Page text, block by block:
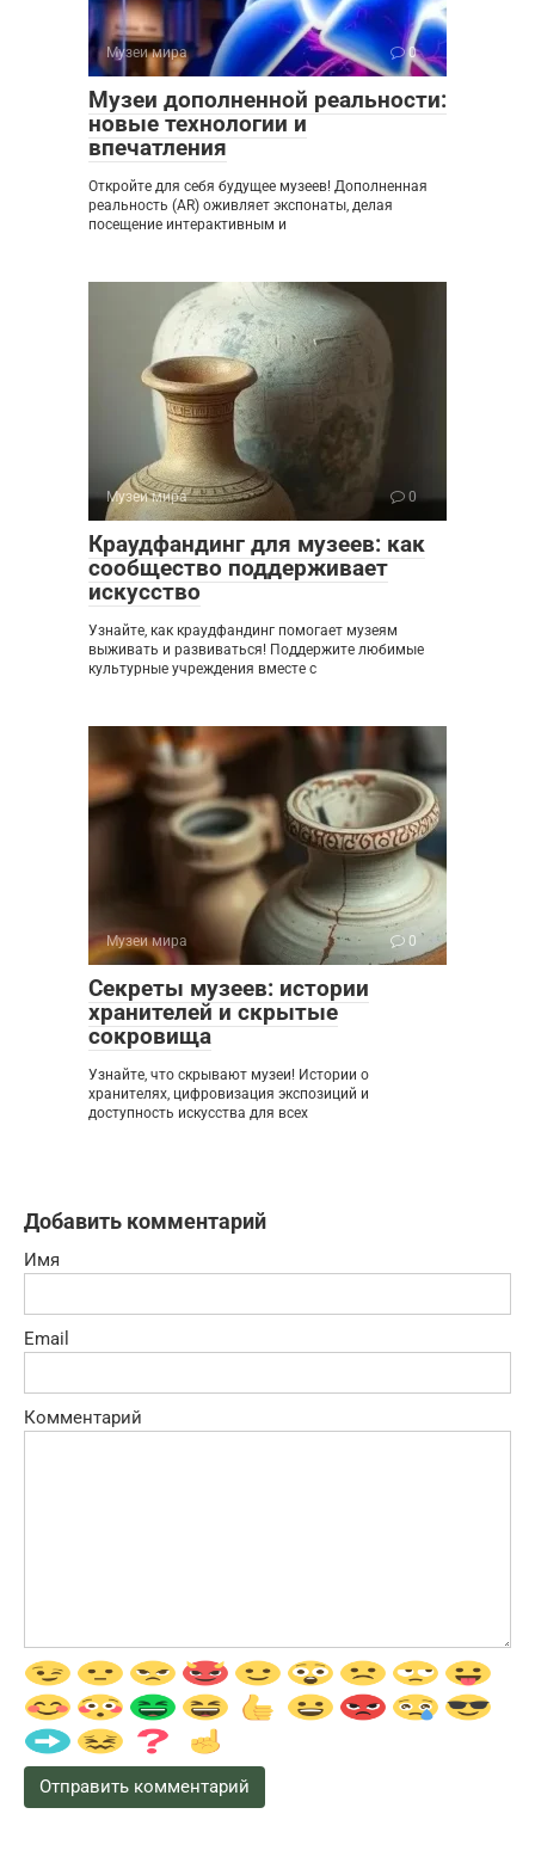
Музеи мира 0
Музеи дополненной реальности:
новые технологии и
впечатления
Откройте для себя будущее музеев! Дополненная
реальность (AR) оживляет экспонаты, делая
посещение интерактивным и
Музеи мира 0
Краудфандинг для музеев: как
сообщество поддерживает
искусство
Узнайте, как краудфандинг помогает музеям
выживать и развиваться! Поддержите любимые
культурные учреждения вместе с
Музеи мира 0
Секреты музеев: истории
хранителей и скрытые
сокровища
Узнайте, что скрывают музеи! Истории о
хранителях, цифровизация экспозиций и
доступность искусства для всех
Добавить комментарий
Имя
Email
Комментарий